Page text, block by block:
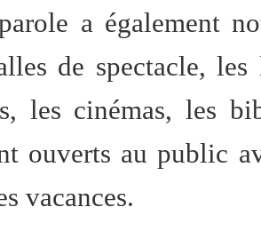
a également
de spectacle,
les cinémas, les
ouverts au public
vacances.